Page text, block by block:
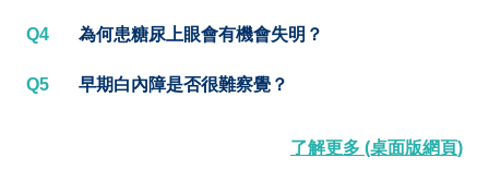
Q4 為何患糖尿上眼會有機會失明？
Q5 早期白內障是否很難察覺？
了解更多 (桌面版網頁)